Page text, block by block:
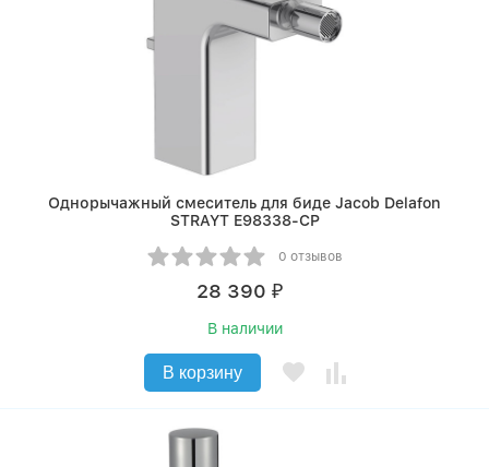
Однорычажный смеситель для биде Jacob Delafon
STRAYT E98338-CP
0 отзывов
28 390 ₽
В наличии
В корзину